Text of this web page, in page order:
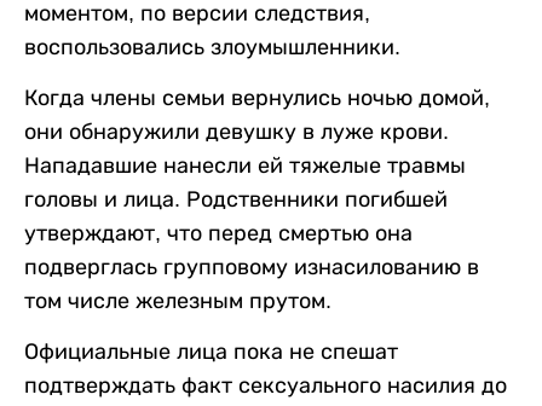
моментом, по версии следствия,
воспользовались злоумышленники.
Когда члены семьи вернулись ночью домой,
они обнаружили девушку в луже крови.
Нападавшие нанесли ей тяжелые травмы
головы и лица. Родственники погибшей
утверждают, что перед смертью она
подверглась групповому изнасилованию в
том числе железным прутом.
Официальные лица пока не спешат
подтверждать факт сексуального насилия до